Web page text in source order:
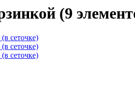
(9